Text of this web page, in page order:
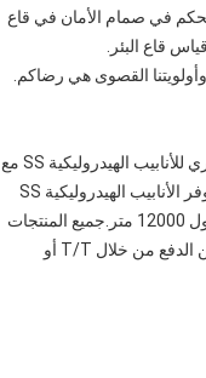
في صمام الأمان في قاع
قاع البئر.
القصوى هي رضاكم.
مرحبًا بكم في خدمة الأنابيب الهيدروليكية SS المخصصة لدينا.يقدم Meilong Tube أعلى جودة من الأنبوب الشعري للأنابيب الهيدروليكية SS مع
خط التحكم الهيدروليكي للأنابيب الهيدروليكية المزدوجة 2205 لتطبيق الحفرة السفلية في صناعة النفط والغاز.تتوفر الأنابيب الهيدروليكية SS
الخاصة بنا بقطر 1/4 بوصة × 0.049 بوصة بالوزن مع الحد الأدنى لكمية الطلب وهو ملف واحد والحد الأقصى للطول 12000 متر.جميع المنتجات
حاصلة على شهادة ISO9001 وتأتي بخصائص ميكانيكية محسنة لتحسين الأداء.يتم التسليم عادةً خلال 7 أيام ويمكن الدفع من خلال T/T أو